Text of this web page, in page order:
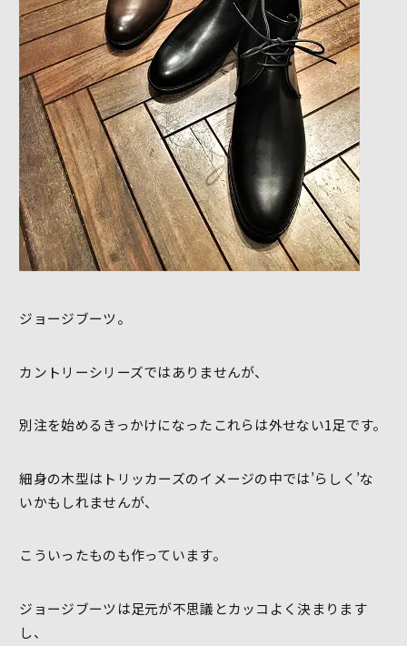
ジョージブーツ。
カントリーシリーズではありませんが、
別注を始めるきっかけになったこれらは外せない1足です。
細身の木型はトリッカーズのイメージの中では’らしく’な
いかもしれませんが、
こういったものも作っています。
ジョージブーツは足元が不思議とカッコよく決まります
し、